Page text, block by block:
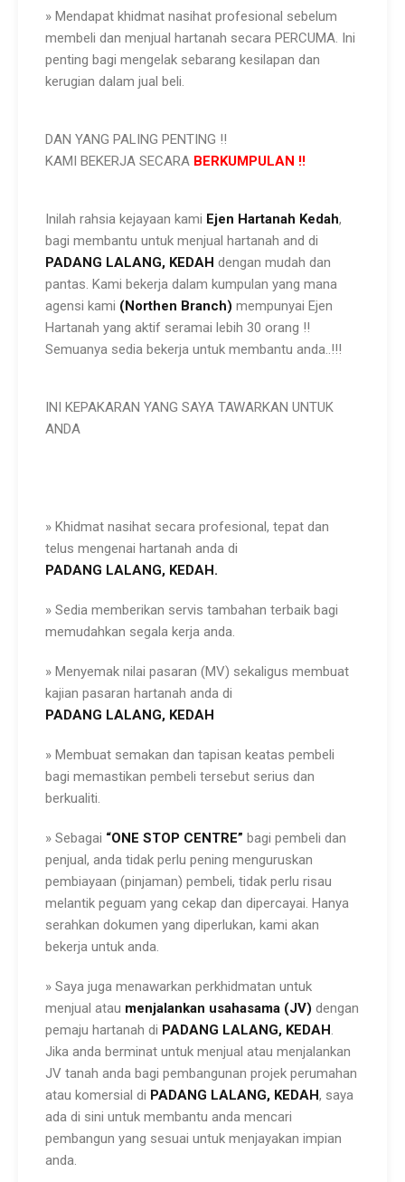
» Mendapat khidmat nasihat profesional sebelum
membeli dan menjual hartanah secara PERCUMA. Ini
penting bagi mengelak sebarang kesilapan dan
kerugian dalam jual beli.
DAN YANG PALING PENTING !!
KAMI BEKERJA SECARA BERKUMPULAN !!
Inilah rahsia kejayaan kami Ejen Hartanah Kedah,
bagi membantu untuk menjual hartanah and di
PADANG LALANG, KEDAH dengan mudah dan
pantas. Kami bekerja dalam kumpulan yang mana
agensi kami (Northen Branch) mempunyai Ejen
Hartanah yang aktif seramai lebih 30 orang !!
Semuanya sedia bekerja untuk membantu anda..!!!
INI KEPAKARAN YANG SAYA TAWARKAN UNTUK
ANDA
» Khidmat nasihat secara profesional, tepat dan
telus mengenai hartanah anda di
PADANG LALANG, KEDAH.
» Sedia memberikan servis tambahan terbaik bagi
memudahkan segala kerja anda.
» Menyemak nilai pasaran (MV) sekaligus membuat
kajian pasaran hartanah anda di
PADANG LALANG, KEDAH
» Membuat semakan dan tapisan keatas pembeli
bagi memastikan pembeli tersebut serius dan
berkualiti.
» Sebagai “ONE STOP CENTRE” bagi pembeli dan
penjual, anda tidak perlu pening menguruskan
pembiayaan (pinjaman) pembeli, tidak perlu risau
melantik peguam yang cekap dan dipercayai. Hanya
serahkan dokumen yang diperlukan, kami akan
bekerja untuk anda.
» Saya juga menawarkan perkhidmatan untuk
menjual atau menjalankan usahasama (JV) dengan
pemaju hartanah di PADANG LALANG, KEDAH.
Jika anda berminat untuk menjual atau menjalankan
JV tanah anda bagi pembangunan projek perumahan
atau komersial di PADANG LALANG, KEDAH, saya
ada di sini untuk membantu anda mencari
pembangun yang sesuai untuk menjayakan impian
anda.